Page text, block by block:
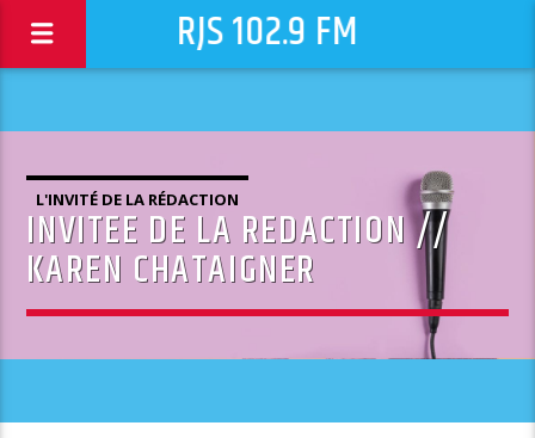
RJS 102.9 FM
L'INVITÉ DE LA RÉDACTION
INVITEE DE LA REDACTION //
KAREN CHATAIGNER